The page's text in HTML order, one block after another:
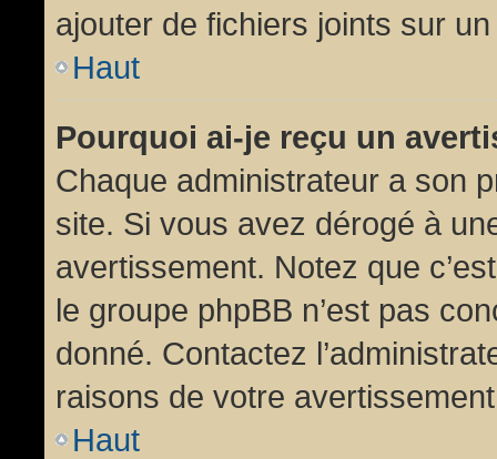
ajouter de fichiers joints sur
Haut
Pourquoi ai-je reçu un
Chaque administrateur a son
site. Si vous avez dérogé à
avertissement. Notez que
le groupe phpBB n’est pas
donné. Contactez
raisons de votre
Haut